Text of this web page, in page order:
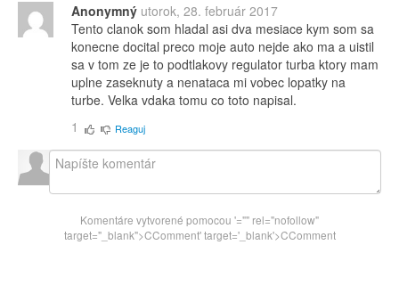
Anonymný utorok, 28. február 2017
Tento clanok som hladal asi dva mesiace kym som sa
konecne docital preco moje auto nejde ako ma a uistil
sa v tom ze je to podtlakovy regulator turba ktory mam
uplne zaseknuty a nenataca mi vobec lopatky na
turbe. Velka vdaka tomu co toto napisal.
1
Reaguj
Komentáre vytvorené pomocou '="" rel="nofollow"
target="_blank">CComment' target='_blank'>CComment